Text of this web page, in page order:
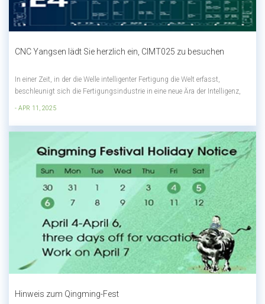
CNC Yangsen lädt Sie herzlich ein, CIMT025 zu besuchen
In einer Zeit, in der die Welle intelligenter Fertigung die Welt erfasst,
beschleunigt sich die Fertigungsindustrie in eine neue Ära der Intelligenz,
Unternehmensent...
- APR 11, 2025
Hinweis zum Qingming-Fest